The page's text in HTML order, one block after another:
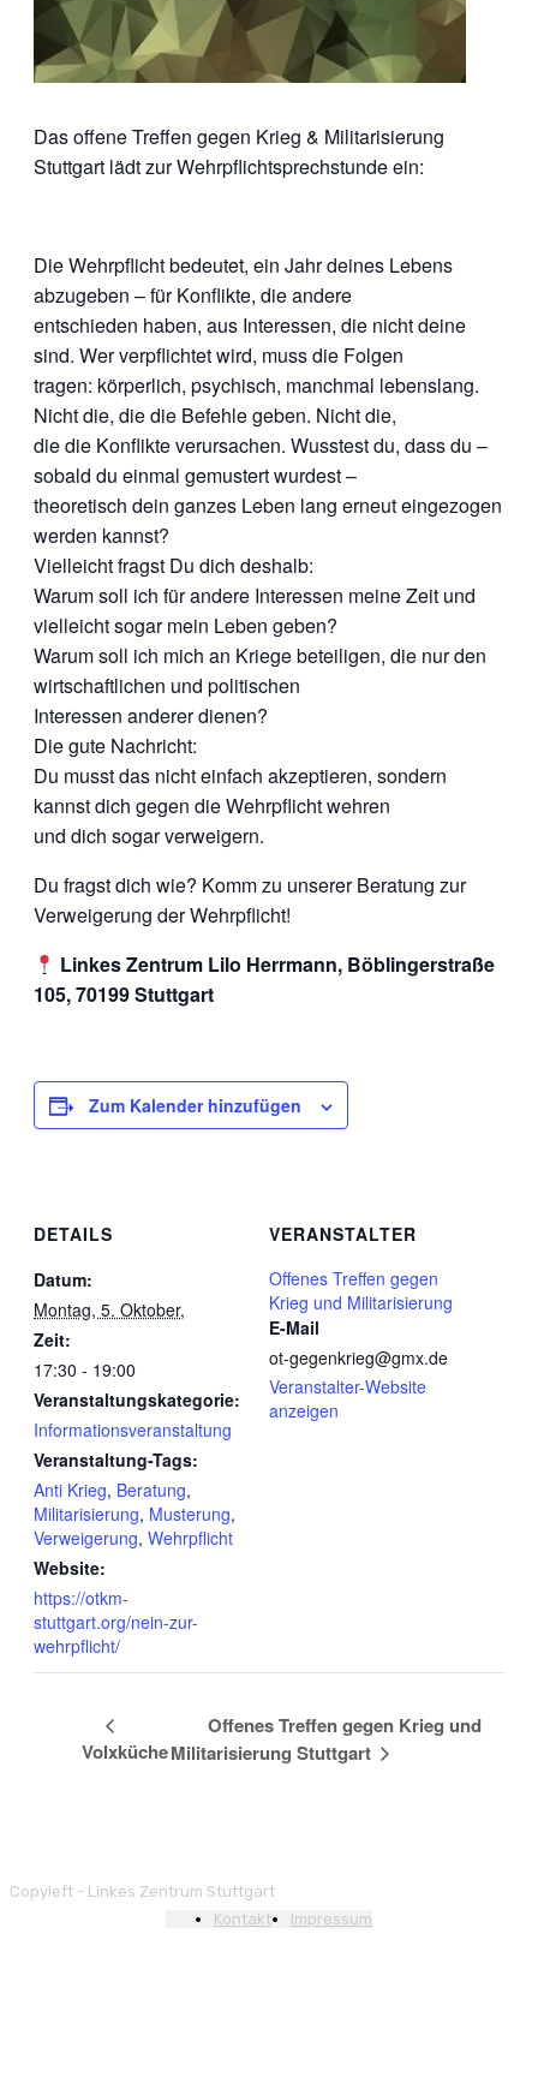
Das offene Treffen gegen Krieg & Militarisierung
Stuttgart lädt zur Wehrpflichtsprechstunde ein:
Die Wehrpflicht bedeutet, ein Jahr deines Lebens
abzugeben – für Konflikte, die andere
entschieden haben, aus Interessen, die nicht deine
sind. Wer verpflichtet wird, muss die Folgen
tragen: körperlich, psychisch, manchmal lebenslang.
Nicht die, die die Befehle geben. Nicht die,
die die Konflikte verursachen. Wusstest du, dass du –
sobald du einmal gemustert wurdest –
theoretisch dein ganzes Leben lang erneut eingezogen
werden kannst?
Vielleicht fragst Du dich deshalb:
Warum soll ich für andere Interessen meine Zeit und
vielleicht sogar mein Leben geben?
Warum soll ich mich an Kriege beteiligen, die nur den
wirtschaftlichen und politischen
Interessen anderer dienen?
Die gute Nachricht:
Du musst das nicht einfach akzeptieren, sondern
kannst dich gegen die Wehrpflicht wehren
und dich sogar verweigern.
Du fragst dich wie? Komm zu unserer Beratung zur
Verweigerung der Wehrpflicht!
Linkes Zentrum Lilo Herrmann, Böblingerstraße
105, 70199 Stuttgart
Zum Kalender hinzufügen
DETAILS
Datum:
Montag, 5. Oktober,
Zeit:
17:30 - 19:00
Veranstaltungskategorie:
Informationsveranstaltung
Veranstaltung-Tags:
Anti Krieg, Beratung,
Militarisierung, Musterung,
Verweigerung, Wehrpflicht
Website:
https://otkm-
stuttgart.org/nein-zur-
wehrpflicht/
VERANSTALTER
Offenes Treffen gegen
Krieg und Militarisierung
E-Mail
ot-gegenkrieg@gmx.de
Veranstalter-Website
anzeigen
Volxküche
Offenes Treffen gegen Krieg und
Militarisierung Stuttgart
Copyleft - Linkes Zentrum Stuttgart
Kontakt
Impressum